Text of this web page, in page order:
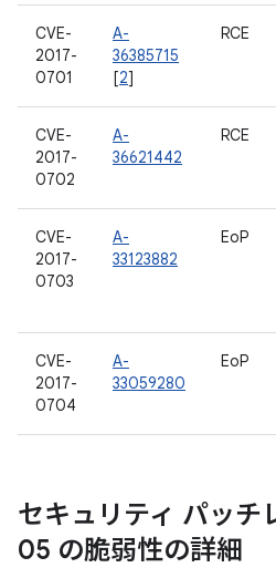
CVE-
2017-
0701
A-
36385715
[2]
RCE
CVE-
2017-
0702
A-
36621442
RCE
CVE-
2017-
0703
A-
33123882
EoP
CVE-
2017-
0704
A-
33059280
EoP
セキュリティ パッチ
05 の脆弱性の詳細